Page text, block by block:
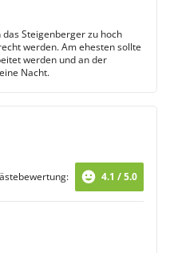
Steigenberger zu hoch
werden. Am ehesten sollte
werden und an der
Nacht.
4.1 / 5.0